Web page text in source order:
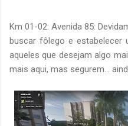
Km 01-02: Avenida 85:
buscar fôlego e estabelecer
aqueles que desejam algo
mais aqui, mas segurem...